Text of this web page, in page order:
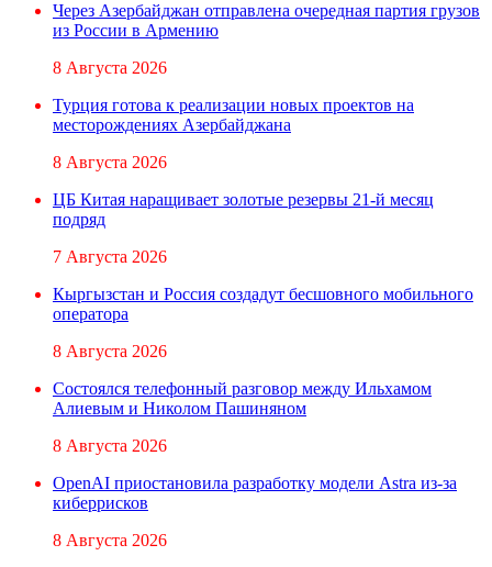
Через Азербайджан отправлена очередная партия грузов
из России в Армению
8 Августа 2026
Турция готова к реализации новых проектов на
месторождениях Азербайджана
8 Августа 2026
ЦБ Китая наращивает золотые резервы 21-й месяц
подряд
7 Августа 2026
Кыргызстан и Россия создадут бесшовного мобильного
оператора
8 Августа 2026
Состоялся телефонный разговор между Ильхамом
Алиевым и Николом Пашиняном
8 Августа 2026
OpenAI приостановила разработку модели Astra из-за
киберрисков
8 Августа 2026